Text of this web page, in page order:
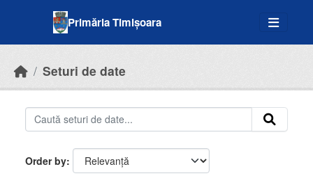
Primăria Timișoara
Seturi de date
Order by